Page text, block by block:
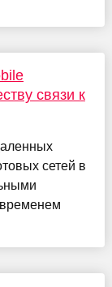
связи к
сетей в